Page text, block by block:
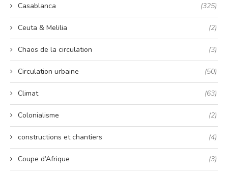
Casablanca (325)
Ceuta & Melilia (2)
Chaos de la circulation (3)
Circulation urbaine (50)
Climat (63)
Colonialisme (2)
constructions et chantiers (4)
Coupe d’Afrique (3)